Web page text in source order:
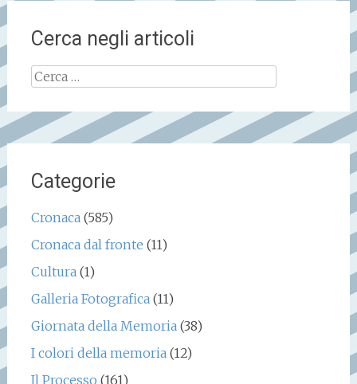
Cerca negli articoli
Ricerca
Categorie
Cronaca(585)
Cronaca dal fronte (11)
Cultura(1)
Galleria Fotografica(11)
Giornata della Memoria(38)
I colori della memoria(12)
Il Processo (161)